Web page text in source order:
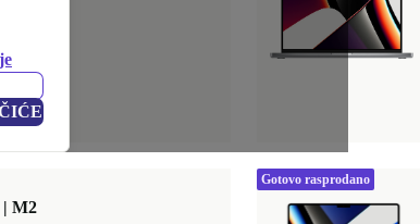
| M2
Gotovo rasprodano